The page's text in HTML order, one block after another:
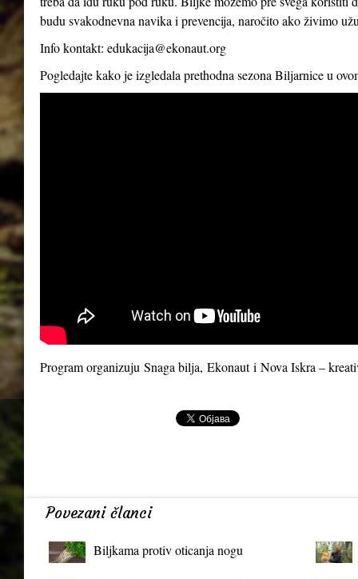
budu svakodnevna navika i prevencija, naročito ako živimo
Info kontakt: edukacija@ekonaut.org
Pogledajte kako je izgledala prethodna sezona Biljarnice u
Program organizuju Snaga bilja, Ekonauti Nova Iskra –
Povezani članci
Biljkama protiv oticanja nogu